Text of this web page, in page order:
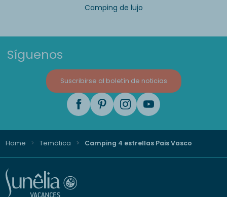
Camping de lujo
Síguenos
Suscribirse al boletín de noticias
Home Temática Camping 4 estrellas Pais Vasco